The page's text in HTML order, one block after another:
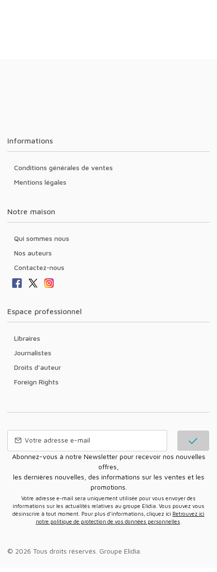
Informations
Conditions générales de ventes
Mentions légales
Notre maison
Qui sommes nous
Nos auteurs
Contactez-nous
Espace professionnel
Libraires
Journalistes
Droits d'auteur
Foreign Rights
Abonnez-vous à notre Newsletter pour recevoir nos nouvelles
offres,
les dernières nouvelles, des informations sur les ventes et les
promotions.
Votre adresse e-mail sera uniquement utilisée pour vous envoyer des
informations sur les actualités relatives au groupe Elidia. Vous pouvez vous
désinscrire à tout moment. Pour plus d’informations, cliquez ici Retrouvez ici
notre politique de protection de vos données personnelles
© 2026 Tous droits réservés. Groupe Elidia